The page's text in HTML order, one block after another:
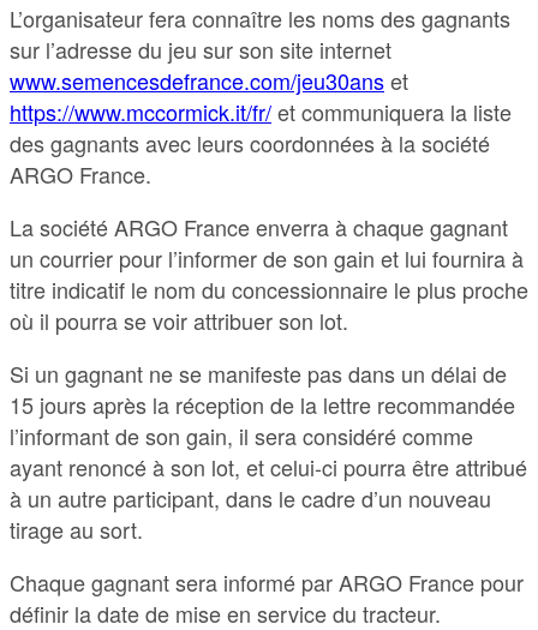
L’organisateur fera connaître les noms des gagnants
sur l’adresse du jeu sur son site internet
www.semencesdefrance.com/jeu30anset
https://www.mccormick.it/fr/et communiquera la liste
des gagnants avec leurs coordonnées à la société
ARGO France.
La société ARGO France enverra à chaque gagnant
un courrier pour l’informer de son gain et lui fournira à
titre indicatif le nom du concessionnaire le plus proche
où il pourra se voir attribuer son lot.
Si un gagnant ne se manifeste pas dans un délai de
15 jours après la réception de la lettre recommandée
l’informant de son gain, il sera considéré comme
ayant renoncé à son lot, et celui-ci pourra être attribué
à un autre participant, dans le cadre d’un nouveau
tirage au sort.
Chaque gagnant sera informé par ARGO France pour
définir la date de mise en service du tracteur.